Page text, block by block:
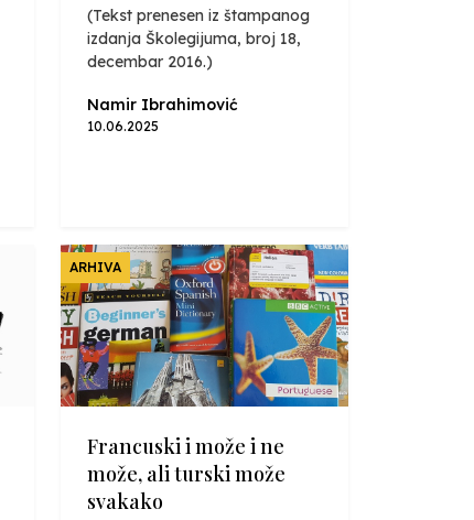
(Tekst prenesen iz štampanog
izdanja Školegijuma, broj 18,
decembar 2016.)
Namir Ibrahimović
10.06.2025
ARHIVA
Francuski i može i ne
može, ali turski može
svakako